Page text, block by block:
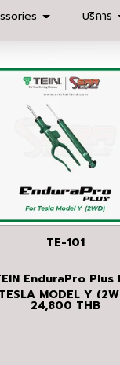
บริการ
TE-101
EnduraPro Plus
TESLA MODEL Y
24,800 THB